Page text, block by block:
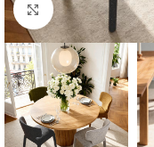
Click to enlarge